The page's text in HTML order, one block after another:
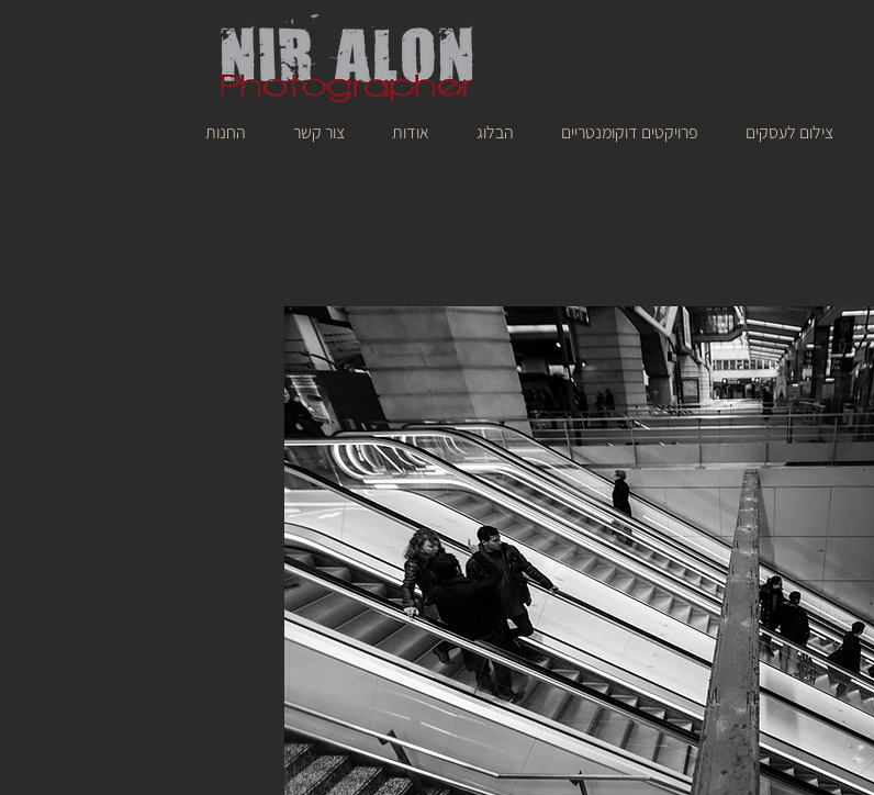
צילום לעסקים פרויקטים דוקומנטריים הבלוג אודות צור קשר החנות